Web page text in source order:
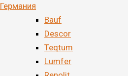
Германия
Bauf
Descor
Teqtum
Lumfer